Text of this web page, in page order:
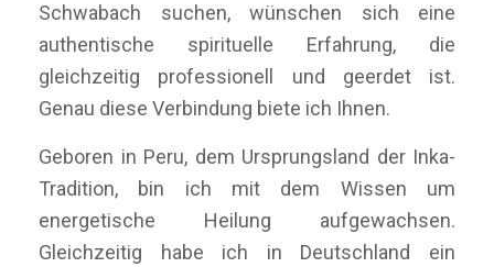
Schwabach suchen, wünschen sich eine
authentische spirituelle Erfahrung, die
gleichzeitig professionell und geerdet ist.
Genau diese Verbindung biete ich Ihnen.
Geboren in Peru, dem Ursprungsland der Inka-
Tradition, bin ich mit dem Wissen um
energetische Heilung aufgewachsen.
Gleichzeitig habe ich in Deutschland ein